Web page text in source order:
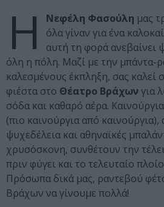
Η Νεφέλη Φασούλη μας
όλα γίναν για ένα
αυτή τη φορά ανεβαίνει
όλη η πόλη. Μαζί με την μπάντα-
καλεσμένους έκπληξη, σας καλεί
φιέστα στο Θέατρο Βράχων για
σόδα και καθαρό αέρα.
(πιο καινούργια από καινούργια),
ψυχεδέλεια και αθηναϊκές
χρυσόσκονη, συνθέτουν την
πριν φύγει και το τελευταίο
Πρόσωπα δικά μας, ραντεβού
Βράχων να γίνουμε πολλά!